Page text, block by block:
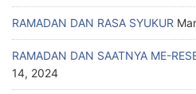
RAMADAN DAN RASA SYUKUR
RAMADAN DAN SAATNYA ME-
14, 2024